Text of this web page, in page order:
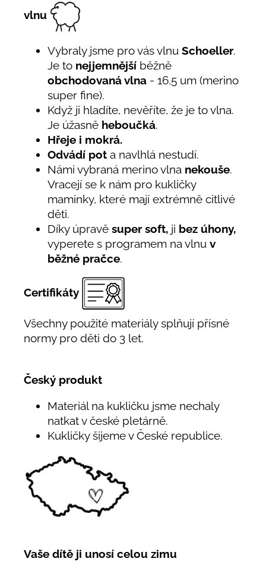
vlnu
Vybraly jsme pro vás vlnu Schoeller.
Je to nejjemnější běžně
obchodovaná vlna - 16,5 um (merino
super fine).
Když ji hladíte, nevěříte, že je to vlna.
Je úžasně heboučká.
Hřeje i mokrá.
Odvádí pot a navlhlá nestudí.
Námi vybraná merino vlna nekouše.
Vracejí se k nám pro kukličky
maminky, které mají extrémně citlivé
děti.
Díky úpravě super soft, ji bez úhony,
vyperete s programem na vlnu v
běžné pračce.
Certifikáty
Všechny použité materiály splňují přísné
normy pro děti do 3 let.
Český produkt
Materiál na kukličku jsme nechaly
natkat v české pletárně.
Kukličky šijeme v České republice.
Vaše dítě ji unosí celou zimu